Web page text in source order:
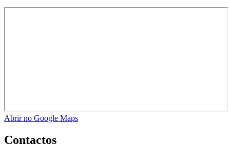
Abrir no Google Maps
Contactos